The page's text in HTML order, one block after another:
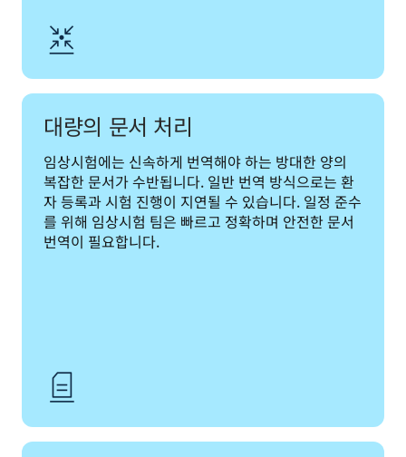
대량의 문서 처리
임상시험에는 신속하게 번역해야 하는 방대한 양의
복잡한 문서가 수반됩니다. 일반 번역 방식으로는 환
자 등록과 시험 진행이 지연될 수 있습니다. 일정 준수
를 위해 임상시험 팀은 빠르고 정확하며 안전한 문서
번역이 필요합니다.